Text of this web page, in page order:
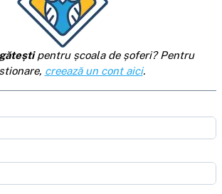
pentru școala de șoferi? Pentru
creează un cont aici.